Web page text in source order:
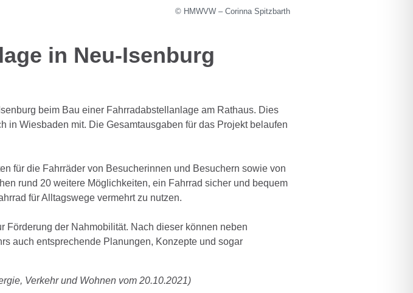
© HMWVW – Corinna Spitzbarth
in Neu-Isenburg
beim Bau einer Fahrradabstellanlage am Rathaus. Dies
in Wiesbaden mit. Die Gesamtausgaben für das Projekt belaufen
für die Fahrräder von Besucherinnen und Besuchern sowie von
rund 20 weitere Möglichkeiten, ein Fahrrad sicher und bequem
für Alltagswege vermehrt zu nutzen.
der Nahmobilität. Nach dieser können neben
auch entsprechende Planungen, Konzepte und sogar
Verkehr und Wohnen vom 20.10.2021)